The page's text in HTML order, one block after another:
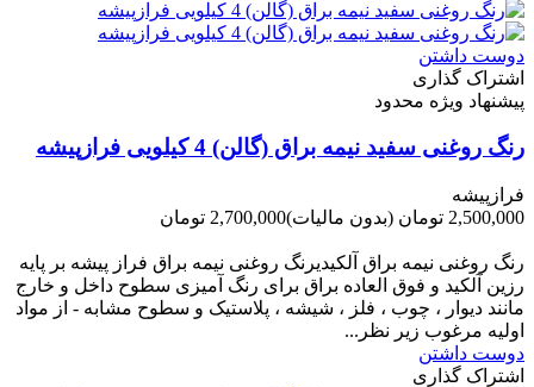
دوست داشتن
اشتراک گذاری
پیشنهاد ویژه محدود
رنگ روغنی سفید نیمه براق (گالن) 4 کیلویی فرازپیشه
فرازپیشه
2,500,000 تومان
(بدون مالیات)2,700,000 تومان
رنگ روغنی نیمه براق آلکیدیرنگ روغنی نیمه براق فراز پیشه بر پایه
رزین آلکید و فوق العاده براق برای رنگ آمیزی سطوح داخل و خارج
مانند دیوار ، چوب ، فلز ، شیشه ، پلاستیک و سطوح مشابه - از مواد
اولیه مرغوب زیر نظر...
دوست داشتن
اشتراک گذاری